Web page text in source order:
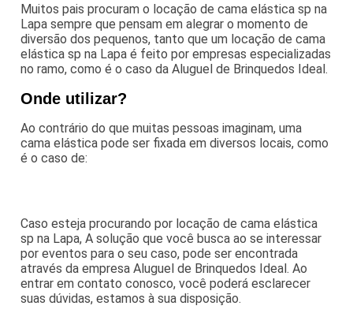
Muitos pais procuram o locação de cama elástica sp na
Lapa sempre que pensam em alegrar o momento de
diversão dos pequenos, tanto que um locação de cama
elástica sp na Lapa é feito por empresas especializadas
no ramo, como é o caso da Aluguel de Brinquedos Ideal.
Onde utilizar?
Ao contrário do que muitas pessoas imaginam, uma
cama elástica pode ser fixada em diversos locais, como
é o caso de:
Caso esteja procurando por locação de cama elástica
sp na Lapa, A solução que você busca ao se interessar
por eventos para o seu caso, pode ser encontrada
através da empresa Aluguel de Brinquedos Ideal. Ao
entrar em contato conosco, você poderá esclarecer
suas dúvidas, estamos à sua disposição.